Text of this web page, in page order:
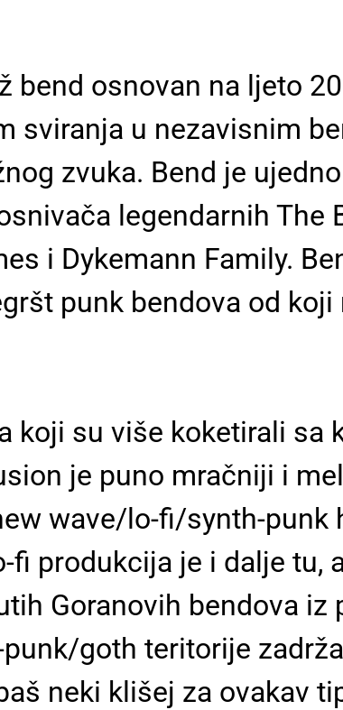
bend osnovan na ljeto
sviranja u nezavisnim
zvuka. Bend je
legendarnih The
i Dykemann Family.
punk bendova od
koji su više koketirali sa
je puno mračniji i
wave/lo-fi/synth-punk
produkcija je i dalje tu,
Goranovih bendova iz
goth teritorije
neki klišej za ovakav